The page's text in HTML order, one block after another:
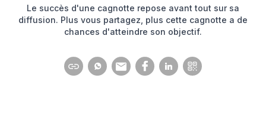
Le succès d'une cagnotte repose avant tout sur sa
diffusion. Plus vous partagez, plus cette cagnotte a de
chances d'atteindre son objectif.